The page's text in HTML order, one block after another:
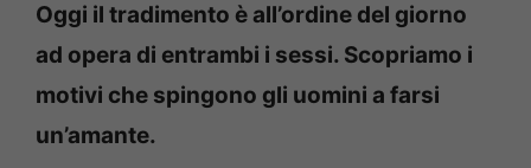
Oggi il tradimento è all’ordine del giorno
ad opera di entrambi i sessi. Scopriamo i
motivi che spingono gli uomini a farsi
un’amante.